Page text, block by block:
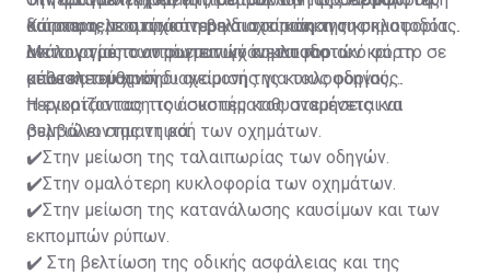
και αποτελεσματικότερη διαχείριση της κυκλοφορίας.
Κάππαρη, με στόχο τη βελτιστοποίηση της
λειτουργίας των φωτεινών σηματοδοτών και τη
μείωση του χρόνου αναμονής για τους οδηγούς.
διάρκειας του πράσινου και του κόκκινου σηματοδότη
ανάλογα με τον πραγματικό κυκλοφοριακό φόρτο σε
κάθε κατεύθυνση.
Με τον τρόπο αυτό επιτυγχάνεται πιο
αποτελεσματική διαχείριση της κυκλοφορίας,
περιορίζοντας τις άσκοπες καθυστερήσεις και
βελτιώνοντας τη ροή των οχημάτων.
Η εγκατάσταση του συστήματος αναμένεται να
συμβάλει σημαντικά:
✔️Στην μείωση της ταλαιπωρίας των οδηγών.
✔️Στην ομαλότερη κυκλοφορία των οχημάτων.
✔️Στην μείωση της κατανάλωσης καυσίμων και των
εκπομπών ρύπων.
✔️ Στη βελτίωση της οδικής ασφάλειας και της